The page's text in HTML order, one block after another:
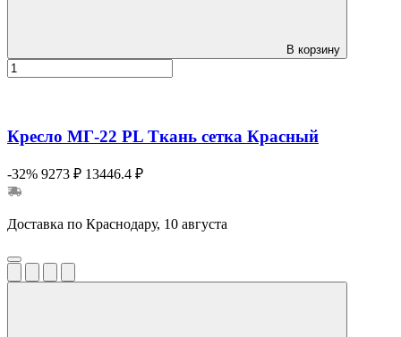
В корзину
Кресло МГ-22 PL Ткань сетка Красный
-32% 9273 ₽ 13446.4 ₽
Доставка по Краснодару, 10 августа